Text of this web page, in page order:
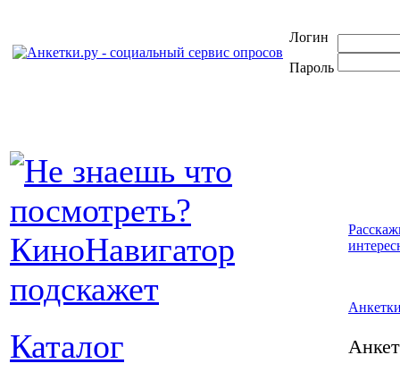
Логин
Пароль
Каталог